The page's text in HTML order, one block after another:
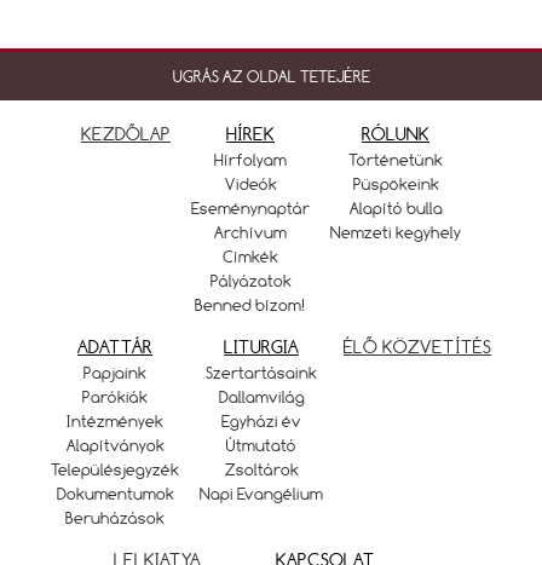
UGRÁS AZ OLDAL TETEJÉRE
KEZDŐLAP HÍREK
Hírfolyam
Videók
Eseménynaptár
Archívum
Címkék
Pályázatok
Benned bízom!
RÓLUNK
Történetünk
Püspökeink
Alapító bulla
Nemzeti kegyhely
ADATTÁR
Papjaink
Parókiák
Intézmények
Alapítványok
Településjegyzék
Dokumentumok
Beruházások
LITURGIA
Szertartásaink
Dallamvilág
Egyházi év
Útmutató
Zsoltárok
Napi Evangélium
ÉLŐ KÖZVETÍTÉS
LELKIATYA KAPCSOLAT